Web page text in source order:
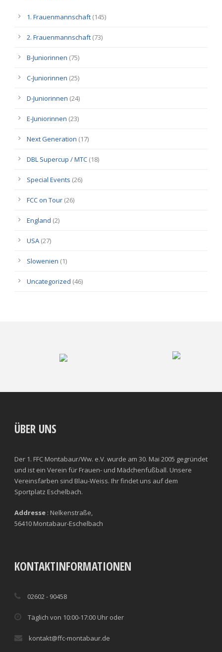
1. Frauenmannschaft (145)
2. Frauenmannschaft (73)
B-Juniorinnen (75)
C-Juniorinnen (25)
D-Juniorinnen (24)
E-Juniorinnen (23)
Next Generation (17)
DBL Supercup / MTC (18)
Special Events (26)
FCC on Tour (26)
England (2)
USA (27)
Slowenien (1)
Uncategorized (46)
ÜBER UNS
Der 1. FFC Montabaur/Ww. e.V. wurde am 30. Mai 2005 gegründet
und ist ein Verein für Frauen- und Mädchenfußball. Unsere
Vereinsfarben sind Blau-Weiss. Ihr findet uns auf dem
Sportplatz Eschelbach.
Addresse : Nelkenstraße,
56410 Montabaur-Eschelbach
KONTAKTINFORMATIONEN
02602 - 90458
Täglich von 10:00-17:00 Uhr oder
kontakt@ffc-montabaur.de